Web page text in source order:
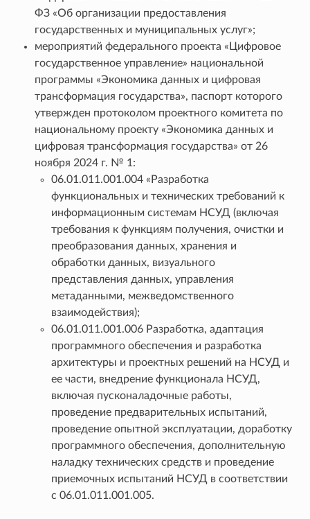
ФЗ «Об организации предоставления
государственных и муниципальных услуг»;
мероприятий федерального проекта «Цифровое
государственное управление» национальной
программы «Экономика данных и цифровая
трансформация государства», паспорт которого
утвержден протоколом проектного комитета по
национальному проекту «Экономика данных и
цифровая трансформация государства» от 26
ноября 2024 г. № 1:
06.01.011.001.004 «Разработка
функциональных и технических требований к
информационным системам НСУД (включая
требования к функциям получения, очистки и
преобразования данных, хранения и
обработки данных, визуального
представления данных, управления
метаданными, межведомственного
взаимодействия);
06.01.011.001.006 Разработка, адаптация
программного обеспечения и разработка
архитектуры и проектных решений на НСУД и
ее части, внедрение функционала НСУД,
включая пусконаладочные работы,
проведение предварительных испытаний,
проведение опытной эксплуатации, доработку
программного обеспечения, дополнительную
наладку технических средств и проведение
приемочных испытаний НСУД в соответствии
с 06.01.011.001.005.